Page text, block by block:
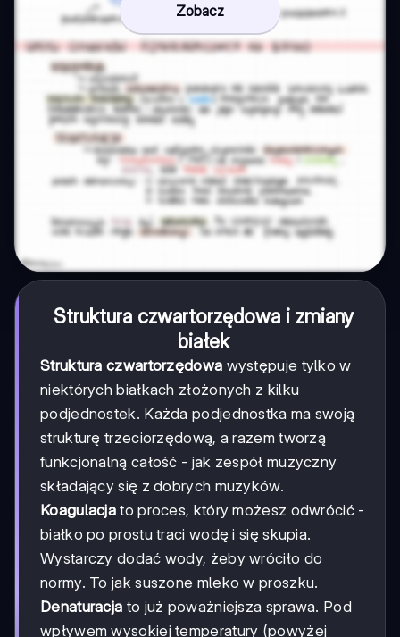
Zobacz
Struktura czwartorzędowa i zmiany
białek
Struktura czwartorzędowa występuje tylko w
niektórych białkach złożonych z kilku
podjednostek. Każda podjednostka ma swoją
strukturę trzeciorzędową, a razem tworzą
funkcjonalną całość - jak zespół muzyczny
składający się z dobrych muzyków.
Koagulacja to proces, który możesz odwrócić -
białko po prostu traci wodę i się skupia.
Wystarczy dodać wody, żeby wróciło do
normy. To jak suszone mleko w proszku.
Denaturacja to już poważniejsza sprawa. Pod
wpływem wysokiej temperatury (powyżej